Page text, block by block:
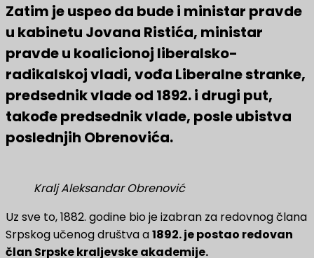
Zatim je uspeo da bude i ministar pravde
u kabinetu Jovana Ristića, ministar
pravde u koalicionoj liberalsko-
radikalskoj vladi, vođa Liberalne stranke,
predsednik vlade od 1892. i drugi put,
takođe predsednik vlade, posle ubistva
poslednjih Obrenovića.
Kralj Aleksandar Obrenović
Uz sve to, 1882. godine bio je izabran za redovnog člana
Srpskog učenog društva a1892. je postao redovan
član Srpske kraljevske akademije.